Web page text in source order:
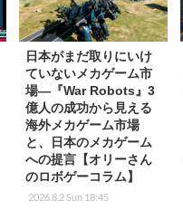
日本がまだ取りにいけ
ていないメカゲーム市
場―『War Robots』3
億人の成功から見える
海外メカゲーム市場
と、日本のメカゲーム
への提言【オリーさん
のロボゲーコラム】
2026.8.2 Sun 18:45